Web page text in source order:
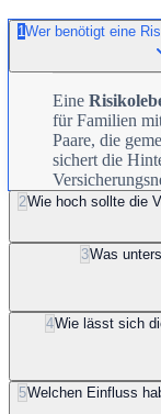
1Wer benötigt eine
Eine
für Familien
Paare, die
sichert die
2Wie hoch sollte die
3Was
4Wie lässt sich
5Welchen Einfluss